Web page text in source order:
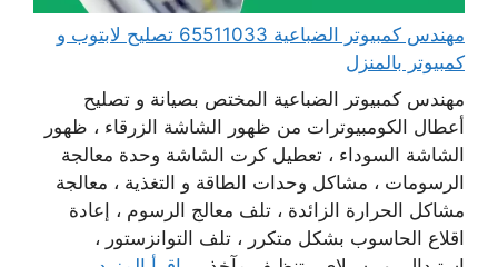
مهندس كمبيوتر الضباعية 65511033 تصليح لابتوب و
كمبيوتر بالمنزل
مهندس كمبيوتر الضباعية المختص بصيانة و تصليح
أعطال الكومبيوترات من ظهور الشاشة الزرقاء ، ظهور
الشاشة السوداء ، تعطيل كرت الشاشة وحدة معالجة
الرسومات ، مشاكل وحدات الطاقة و التغذية ، معالجة
مشاكل الحرارة الزائدة ، تلف معالج الرسوم ، إعادة
اقلاع الحاسوب بشكل متكرر ، تلف التوانزستور ،